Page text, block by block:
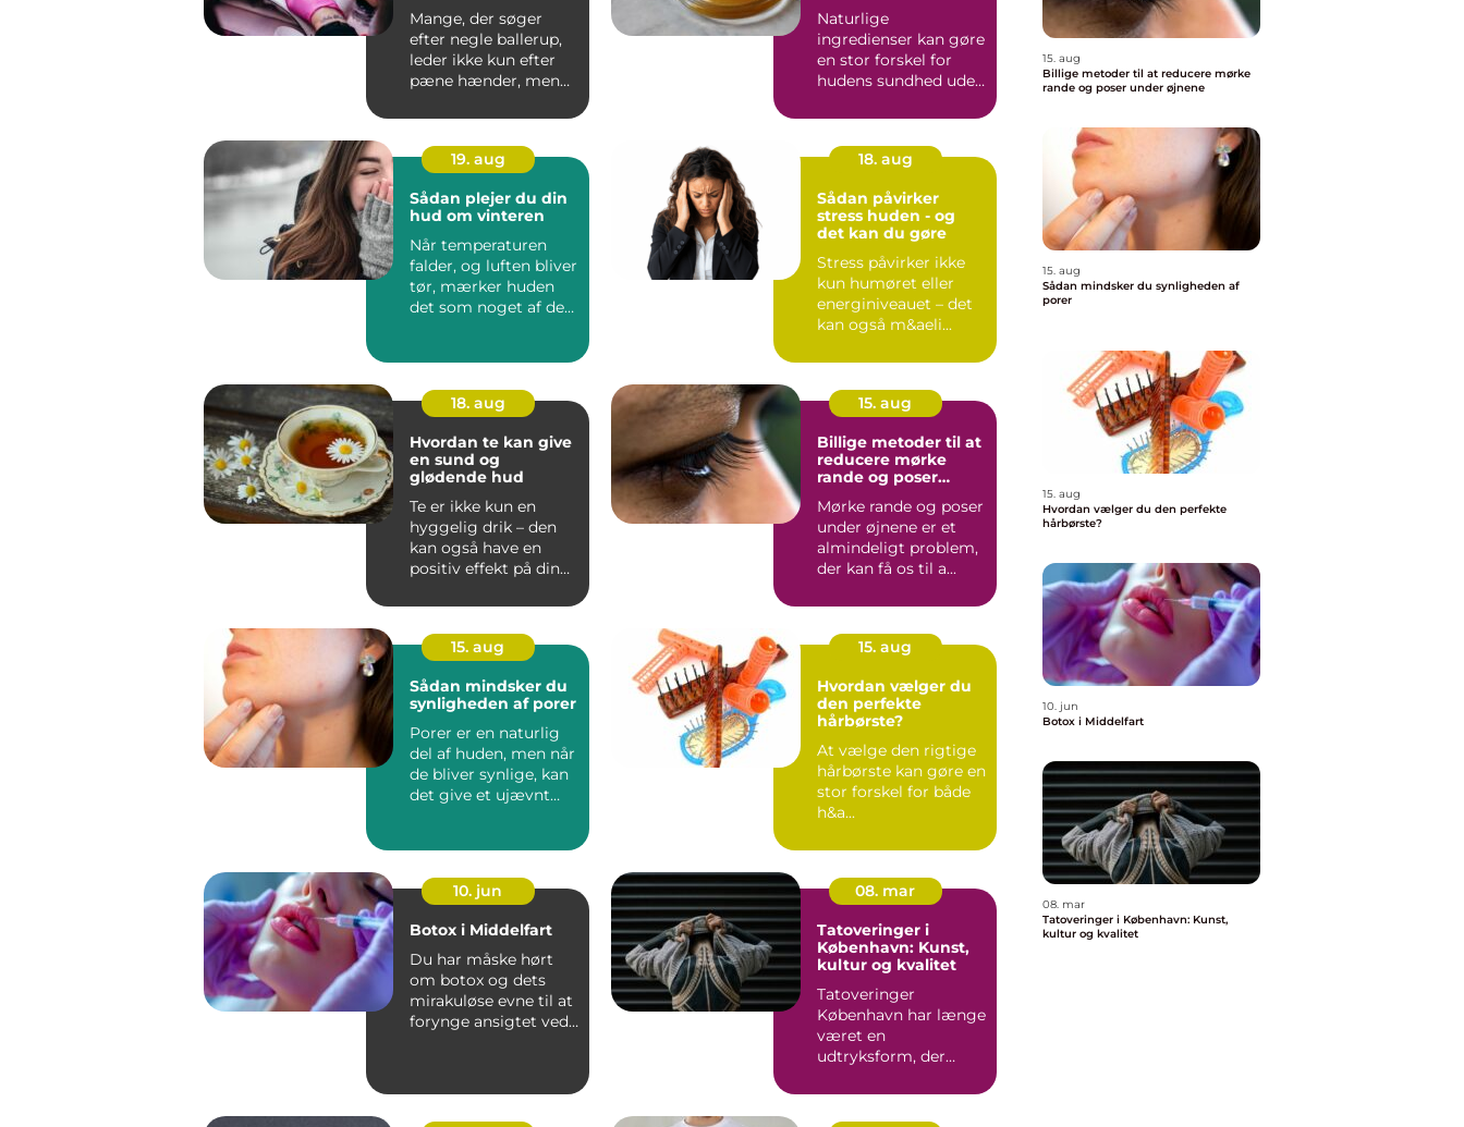
Mange, der søger
efter negle ballerup,
leder ikke kun efter
pæne hænder, men
so...
Naturlige
ingredienser kan gøre
en stor forskel for
hudens sundhed uden
...
19. aug
Sådan plejer du din
hud om vinteren
Når temperaturen
falder, og luften bliver
tør, mærker huden
det som noget af det
18. aug
Sådan påvirker
stress huden - og
det kan du gøre
Stress påvirker ikke
kun humøret eller
energiniveauet – det
kan også m&aeli...
18. aug
Hvordan te kan give
en sund og
glødende hud
Te er ikke kun en
hyggelig drik – den
kan også have en
positiv effekt på din
15. aug
Billige metoder til at
reducere mørke
rande og poser
Mørke rande og poser
under øjnene er et
almindeligt problem,
der kan få os til a...
15. aug
Sådan mindsker du
synligheden af porer
Porer er en naturlig
del af huden, men når
de bliver synlige, kan
det give et ujævnt
15. aug
Hvordan vælger du
den perfekte
hårbørste?
At vælge den rigtige
hårbørste kan gøre en
stor forskel for både
h&a...
10. jun
Botox i Middelfart
Du har måske hørt
om botox og dets
mirakuløse evne til at
forynge ansigtet ved
08. mar
Tatoveringer i
København: Kunst,
kultur og kvalitet
Tatoveringer
København har længe
været en
udtryksform, der
15. aug
Billige metoder til at reducere mørke
rande og poser under øjnene
15. aug
Sådan mindsker du synligheden af
porer
15. aug
Hvordan vælger du den perfekte
hårbørste?
10. jun
Botox i Middelfart
08. mar
Tatoveringer i København: Kunst,
kultur og kvalitet